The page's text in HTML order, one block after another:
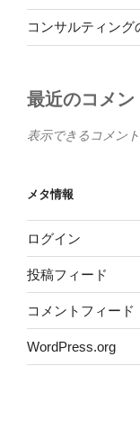
コンサルティン
最近のコメン
表示できるコメン
メタ情報
ログイン
投稿フィード
コメントフィード
WordPress.org